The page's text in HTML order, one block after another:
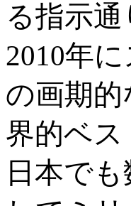
る指示
2010年
の画期
界的ベス
日本で